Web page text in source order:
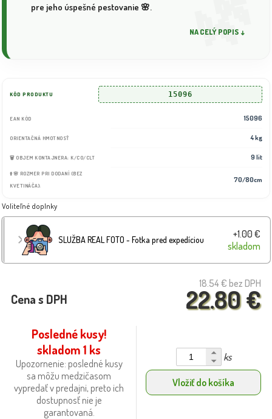
pre jeho úspešné pestovanie 🌸.
NA CELÝ POPIS ↓
KÓD PRODUKTU 15096
EAN KÓD 15096
ORIENTAČNÁ HMOTNOSŤ 4 kg
🗑️ OBJEM KONTAJNERA: K/CO/CLT 9 lit
⬆️🌸 ROZMER PRI DODANÍ (BEZ
KVETINÁČA):
70/80cm
Voliteľné doplnky
SLUŽBA REAL FOTO - Fotka pred expedíciou
+1.00 €
skladom
18.54 € bez DPH
22.80 €
Cena s DPH
Posledné kusy!
skladom 1 ks
Upozornenie: posledné kusy
sa môžu medzičasom
vypredať v predajni, preto ich
dostupnosť nie je
garantovaná.
ks
Vložiť do košíka